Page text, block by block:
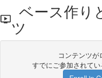
ベース作り
ツ
コンテンツが
すでにご参加されて